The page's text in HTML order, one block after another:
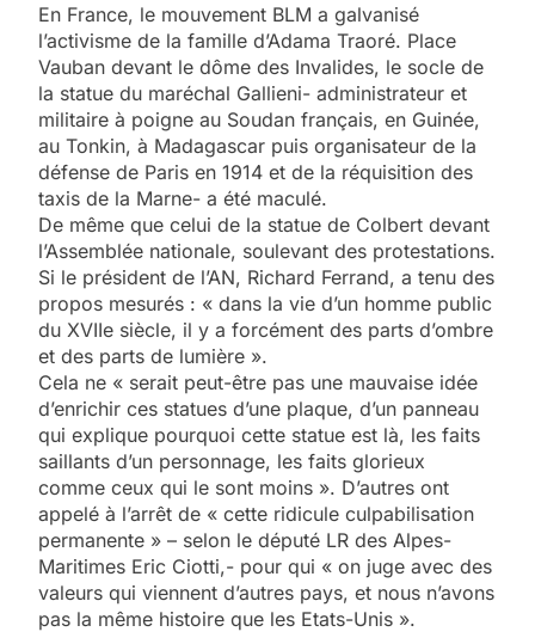
En France, le mouvement BLM a galvanisé
l’activisme de la famille d’Adama Traoré. Place
Vauban devant le dôme des Invalides, le socle de
la statue du maréchal Gallieni- administrateur et
militaire à poigne au Soudan français, en Guinée,
au Tonkin, à Madagascar puis organisateur de la
défense de Paris en 1914 et de la réquisition des
taxis de la Marne- a été maculé.
De même que celui de la statue de Colbert devant
l’Assemblée nationale, soulevant des protestations.
Si le président de l’AN, Richard Ferrand, a tenu des
propos mesurés : « dans la vie d’un homme public
du XVIIe siècle, il y a forcément des parts d’ombre
et des parts de lumière ».
Cela ne « serait peut-être pas une mauvaise idée
d’enrichir ces statues d’une plaque, d’un panneau
qui explique pourquoi cette statue est là, les faits
saillants d’un personnage, les faits glorieux
comme ceux qui le sont moins ». D’autres ont
appelé à l’arrêt de « cette ridicule culpabilisation
permanente » – selon le député LR des Alpes-
Maritimes Eric Ciotti,- pour qui « on juge avec des
valeurs qui viennent d’autres pays, et nous n’avons
pas la même histoire que les Etats-Unis ».